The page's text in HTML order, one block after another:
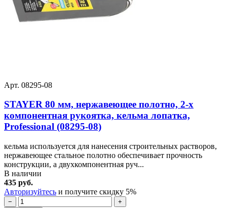
Арт. 08295-08
STAYER 80 мм, нержавеющее полотно, 2-х
компонентная рукоятка, кельма лопатка,
Professional (08295-08)
кельма используется для нанесения строительных растворов,
нержавеющее стальное полотно обеспечивает прочность
конструкции, а двухкомпонентная руч...
В наличии
435 руб.
Авторизуйтесь и получите скидку 5%
−
+